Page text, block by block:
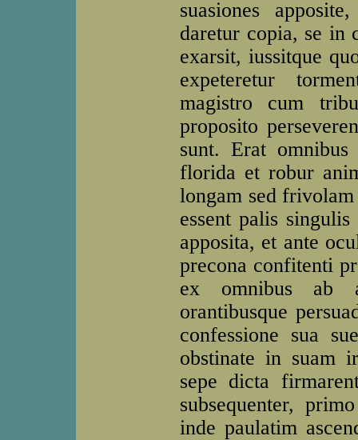
suasiones
daretur copia, se in
exarsit, iussitque
expeteretur
magistro cum
proposito
sunt. Erat
florida et robur
longam sed
essent palis
apposita, et ante
precona confitenti
ex omnibus ab
orantibusque
confessione sua
obstinate in suam
sepe dicta
subsequenter,
inde paulatim